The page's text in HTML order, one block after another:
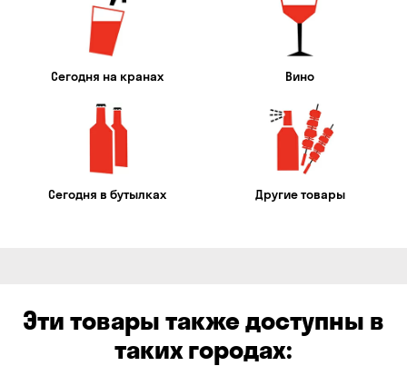
Сегодня на кранах Вино
Сегодня в бутылках Другие товары
Эти товары также доступны в
таких городах: